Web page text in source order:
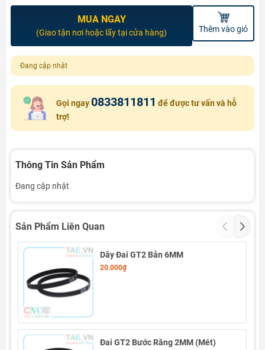
MUA NGAY
(Giao tận nơi hoặc lấy tại cửa hàng) Thêm vào giỏ
Đang cập nhật
Gọi ngay 0833811811 để được tư vấn và hỗ
trợ!
Thông Tin Sản Phẩm
Đang cập nhật
Sản Phẩm Liên Quan
Dây Đai GT2 Bản 6MM
20.000₫
Đai GT2 Bước Răng 2MM (Mét)